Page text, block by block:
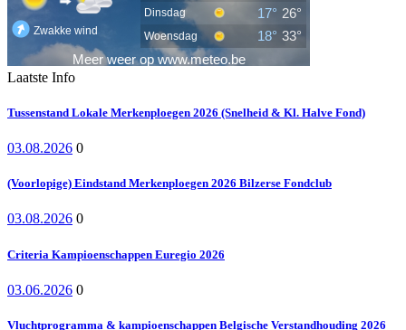
Laatste Info
Tussenstand Lokale Merkenploegen 2026 (Snelheid & Kl. Halve Fond)
03.08.2026 0
(Voorlopige) Eindstand Merkenploegen 2026 Bilzerse Fondclub
03.08.2026 0
Criteria Kampioenschappen Euregio 2026
03.06.2026 0
Vluchtprogramma & kampioenschappen Belgische Verstandhouding 2026